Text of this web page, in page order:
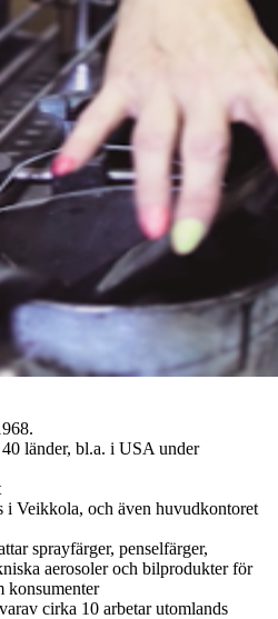
länder, bl.a. i USA under
Veikkola, och även huvudkontoret
sprayfärger, penselfärger,
aerosoler och bilprodukter för
konsumenter
cirka 10 arbetar utomlands